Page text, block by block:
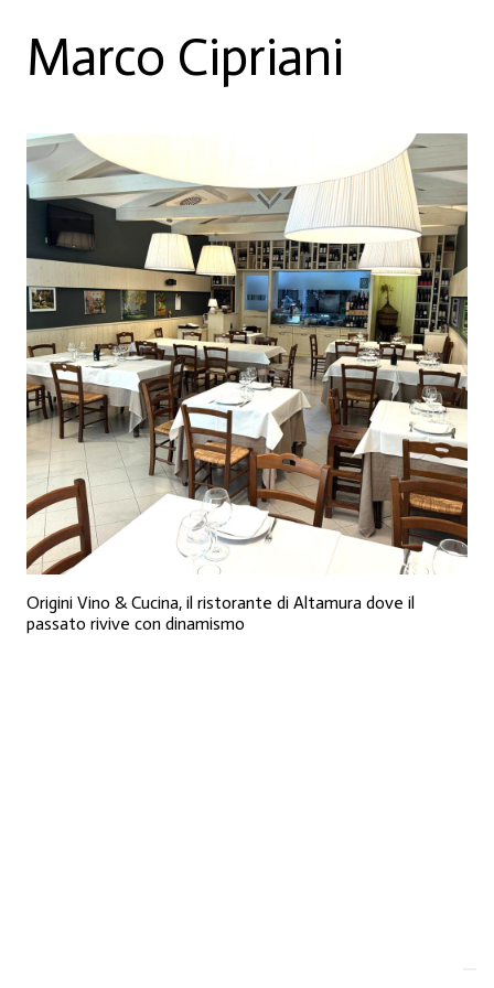
Marco Cipriani
Origini Vino & Cucina, il ristorante di Altamura dove il
passato rivive con dinamismo